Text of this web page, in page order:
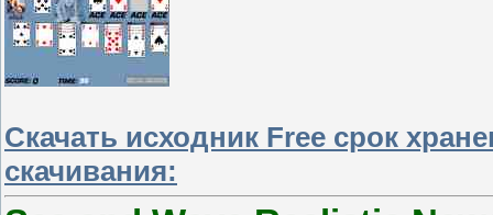
Скачать исходник Free срок
скачивания: